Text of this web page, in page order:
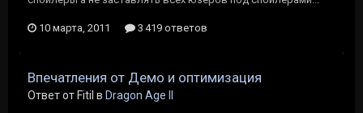
10 марта, 2011 3 419 ответов
Впечатления от Демо и оптимизация
Ответ от Fitil в Dragon Age II